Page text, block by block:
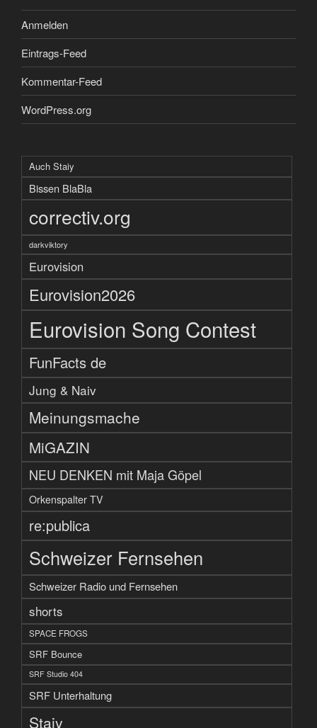
Anmelden
Eintrags-Feed
Kommentar-Feed
WordPress.org
Auch Staiy
Bissen BlaBla
correctiv.org
darkviktory
Eurovision
Eurovision2026
Eurovision Song Contest
FunFacts de
Jung & Naiv
Meinungsmache
MiGAZIN
NEU DENKEN mit Maja Göpel
Orkenspalter TV
re:publica
Schweizer Fernsehen
Schweizer Radio und Fernsehen
shorts
SPACE FROGS
SRF Bounce
SRF Studio 404
SRF Unterhaltung
Staiy